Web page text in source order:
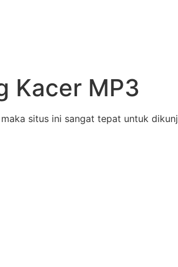
Kacer MP3
situs ini sangat tepat untuk